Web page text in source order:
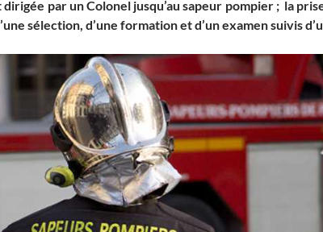
dirigée par un Colonel jusqu’au sapeur pompier ; la
sélection, d’une formation et d’un examen suivis